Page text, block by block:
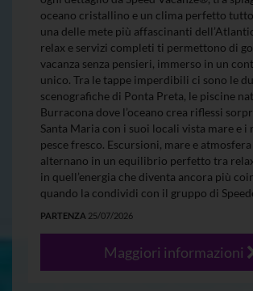
oceano cristallino e un clima perfetto tutto
una delle mete più affascinanti
relax e servizi completi ti permettono di
vacanza senza pensieri, immerso in un
unico. Tra le tappe imperdibili ci sono le
scenografiche di Ponta Preta, le piscine
Burracona dove l’oceano crea riflessi
Santa Maria con i suoi locali vista mare e
pesce fresco. Escursioni, mare e atmosfera
alternano in un equilibrio perfetto tra
in quell’energia che diventa ancora più
quando la condividi con il gruppo di
PARTENZA 25/07/2026
Maggiori informazioni